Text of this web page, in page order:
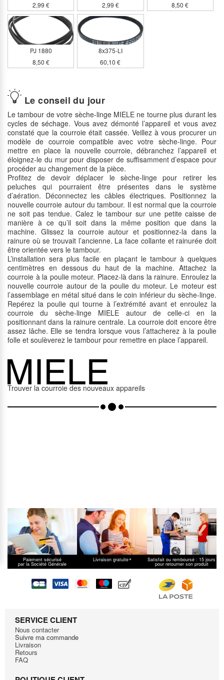
Le conseil du jour
Le tambour de votre sèche-linge MIELE ne tourne plus durant les
cycles de séchage. Vous avez démonté l’appareil et vous avez
constaté que la courroie était cassée. Veillez à vous procurer un
modèle de courroie compatible avec votre sèche-linge. Pour
mettre en place la nouvelle courroie, débranchez l’appareil et
éloignez-le du mur pour disposer de suffisamment d’espace pour
procéder au changement de la pièce.
Profitez de devoir déplacer le sèche-linge pour retirer les
peluches qui pourraient être présentes dans le système
d’aération. Déconnectez les câbles électriques. Positionnez la
nouvelle courroie autour du tambour. Il est normal que la courroie
ne soit pas tendue. Calez le tambour sur une petite caisse de
manière à ce qu’il soit dans la même position que dans la
machine. Glissez la courroie autour et positionnez-la dans la
rainure où se trouvait l’ancienne. La face collante et rainurée doit
être orientée vers le tambour.
L’installation sera plus facile en plaçant le tambour à quelques
centimètres en dessous du haut de la machine. Attachez la
courroie à la poulie moteur. Placez-là dans la rainure. Enroulez la
nouvelle courroie autour de la poulie du moteur. Le moteur est
l’assemblage en métal situé dans le coin inférieur du sèche-linge.
Repérez la poulie qui tourne à l’extrémité avant et enroulez la
courroie du sèche-linge MIELE autour de celle-ci en la
positionnant dans la rainure centrale. La courroie doit encore être
assez lâche. Elle se tendra lorsque vous l’attacherez à la poulie
folle et soulèverez le tambour pour remettre en place l’appareil.
2,99 €
2,99 €
8,50 €
PJ 1880
8,50 €
8x375-LI
60,10 €
Trouver la courroie des nouveaux appareils
Paiement sécurisé
par la Société Générale
Livraison gratuite* Satisfait ou remboursé : 15 jours
pour retourner son produit
SERVICE CLIENT
Nous contacter
Suivre ma commande
Livraison
Retours
FAQ